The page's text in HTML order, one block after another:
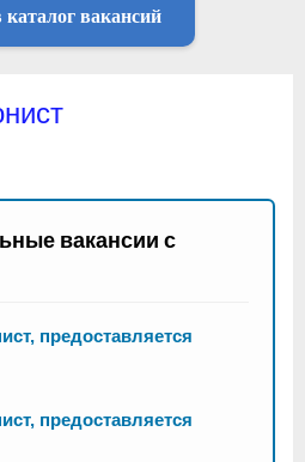
вакансий
вакансии с
предоставляется
предоставляется